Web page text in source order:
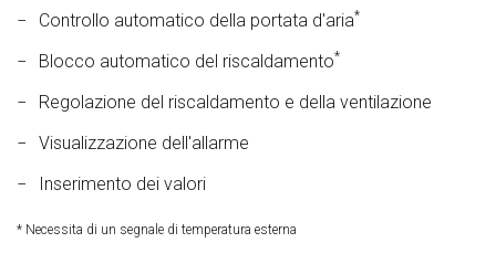
Controllo automatico della portata d'aria*
Blocco automatico del riscaldamento*
Regolazione del riscaldamento e della ventilazione
Visualizzazione dell'allarme
Inserimento dei valori
* Necessita di un segnale di temperatura esterna